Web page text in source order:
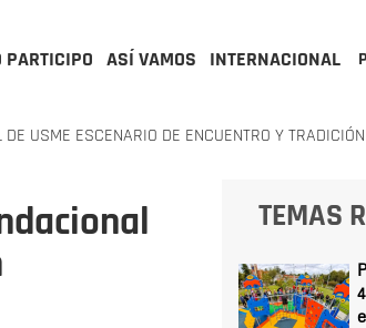
PARTICIPO ASÍ VAMOS INTERNACIONAL
USME ESCENARIO DE ENCUENTRO Y TRADICIÓN
TEMAS